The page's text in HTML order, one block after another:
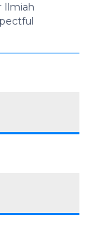
Ilmiah